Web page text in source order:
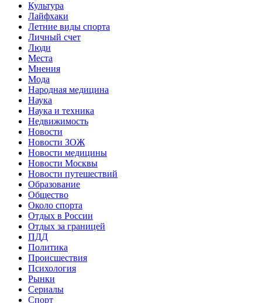
Культура
Лайфхаки
Летние виды спорта
Личный счет
Люди
Места
Мнения
Мода
Народная медицина
Наука
Наука и техника
Недвижимость
Новости
Новости ЗОЖ
Новости медицины
Новости Москвы
Новости путешествий
Образование
Общество
Около спорта
Отдых в России
Отдых за границей
ПДД
Политика
Происшествия
Психология
Рынки
Сериалы
Спорт